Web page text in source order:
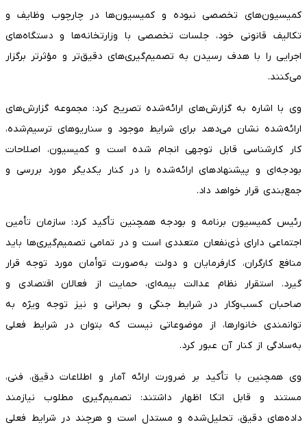
کمیسیون‌های تخصصی نبوده و کمیسیون‌ها در چارچوب وظایف و
تکالیف قانونی خود، جلسات تخصصی با وزارتخانه‌ها و دستگاه‌های
اجرایی را با هدف رسیدن به تصمیم‌گیری‌های دقیق‌تر و مؤثرتر برگزار
می‌کنند.
وی با اشاره به گزارش‌های ارائه‌شده تصریح کرد: مجموعه گزارش‌های
ارائه‌شده نشان می‌دهد برای شرایط موجود و سناریوهای ترسیم‌شده،
کار کارشناسی قابل توجهی انجام شده است و کمیسیون، اصلاحات
بودجه‌ای و پیشنهادهای ارائه‌شده را در کنار یکدیگر مورد بررسی و
جمع‌بندی قرار خواهد داد.
رئیس کمیسیون برنامه و بودجه همچنین تأکید کرد: سازمان تأمین
اجتماعی دارای ذی‌نفعان متعددی است و در تمامی تصمیم‌گیری‌ها باید
منافع کارگران، کارفرمایان و دولت به‌صورت توأمان مورد توجه قرار
گیرد. استقرار نظام عدالت بیمه‌ای، حمایت از فعالان اقتصادی و
صاحبان کسب‌وکار در شرایط جنگی و بحرانی و نیز توجه ویژه به
توانمندی خانوارها، از موضوعاتی نیست که بتوان در شرایط فعلی
به‌سادگی از کنار آن عبور کرد.
وی همچنین با تأکید بر ضرورت ارائه آمار و اطلاعات دقیق، فنی،
مستند و قابل اتکا اظهار داشتند: تصمیم‌گیری مطلوب نیازمند
داده‌های دقیق، تحلیل‌شده و مستدل است و هرچند در شرایط فعلی